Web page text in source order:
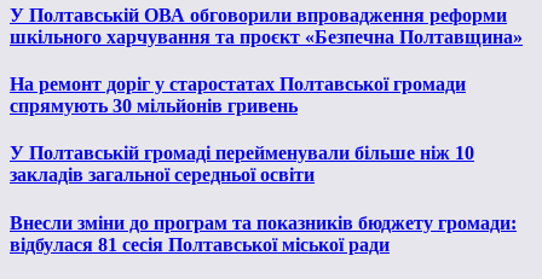
У Полтавській ОВА обговорили впровадження реформи
шкільного харчування та проєкт «Безпечна Полтавщина»
На ремонт доріг у старостатах Полтавської громади
спрямують 30 мільйонів гривень
У Полтавській громаді перейменували більше ніж 10
закладів загальної середньої освіти
Внесли зміни до програм та показників бюджету громади:
відбулася 81 сесія Полтавської міської ради